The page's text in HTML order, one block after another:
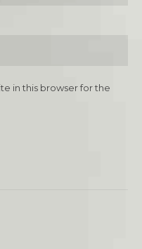
in this browser for the